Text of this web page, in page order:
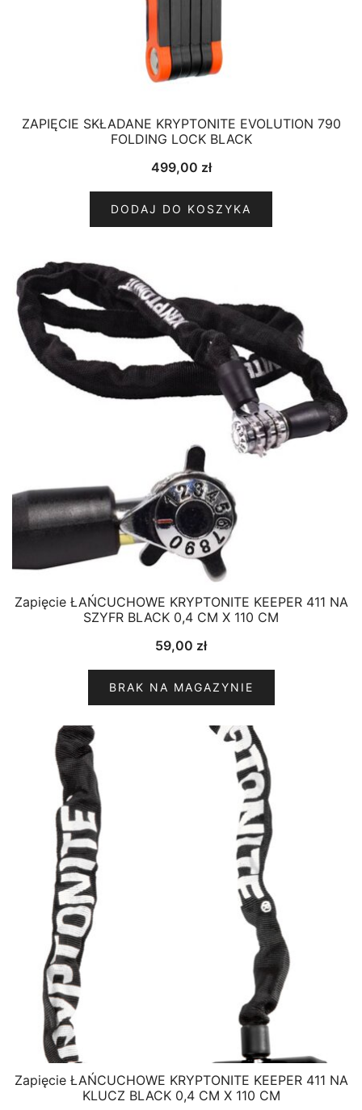
ZAPIĘCIE SKŁADANE KRYPTONITE EVOLUTION 790
FOLDING LOCK BLACK
499,00 zł
DODAJ DO KOSZYKA
Zapięcie ŁAŃCUCHOWE KRYPTONITE KEEPER 411 NA
SZYFR BLACK 0,4 CM X 110 CM
59,00 zł
BRAK NA MAGAZYNIE
Zapięcie ŁAŃCUCHOWE KRYPTONITE KEEPER 411 NA
KLUCZ BLACK 0,4 CM X 110 CM